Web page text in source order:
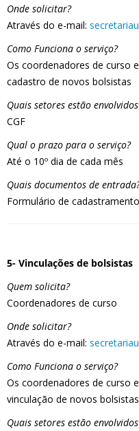
Onde solicitar?
Através do e-mail:
Como Funciona o serviço?
Os coordenadores de curso
cadastro de novos bolsistas
Quais setores estão
CGF
Qual o prazo para o serviço?
Até o 10º dia de cada mês
Quais documentos de
Formulário de
5- Vinculações de bolsistas
Quem solicita?
Coordenadores de curso
Onde solicitar?
Através do e-mail:
Como Funciona o serviço?
Os coordenadores de curso
vinculação de novos bolsistas
Quais setores estão